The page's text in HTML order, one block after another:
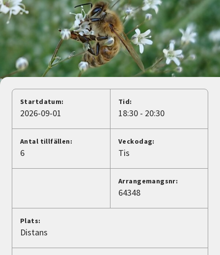
Starta studiecirkel
Cirkelledare
Nyheter
Avdelningar
Lyssna
Startdatum:
2026-09-01
Tid:
18:30 - 20:30
Antal tillfällen:
6
Veckodag:
Tis
Arrangemangsnr:
64348
Plats:
Distans